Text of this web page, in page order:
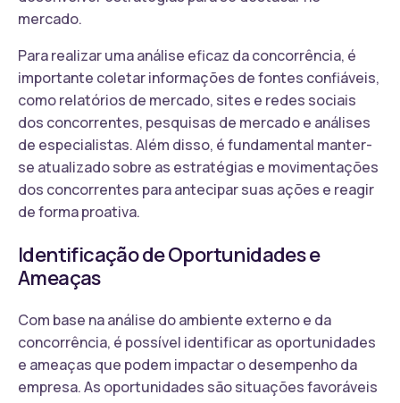
mercado.
Para realizar uma análise eficaz da concorrência, é
importante coletar informações de fontes confiáveis,
como relatórios de mercado, sites e redes sociais
dos concorrentes, pesquisas de mercado e análises
de especialistas. Além disso, é fundamental manter-
se atualizado sobre as estratégias e movimentações
dos concorrentes para antecipar suas ações e reagir
de forma proativa.
Identificação de Oportunidades e
Ameaças
Com base na análise do ambiente externo e da
concorrência, é possível identificar as oportunidades
e ameaças que podem impactar o desempenho da
empresa. As oportunidades são situações favoráveis